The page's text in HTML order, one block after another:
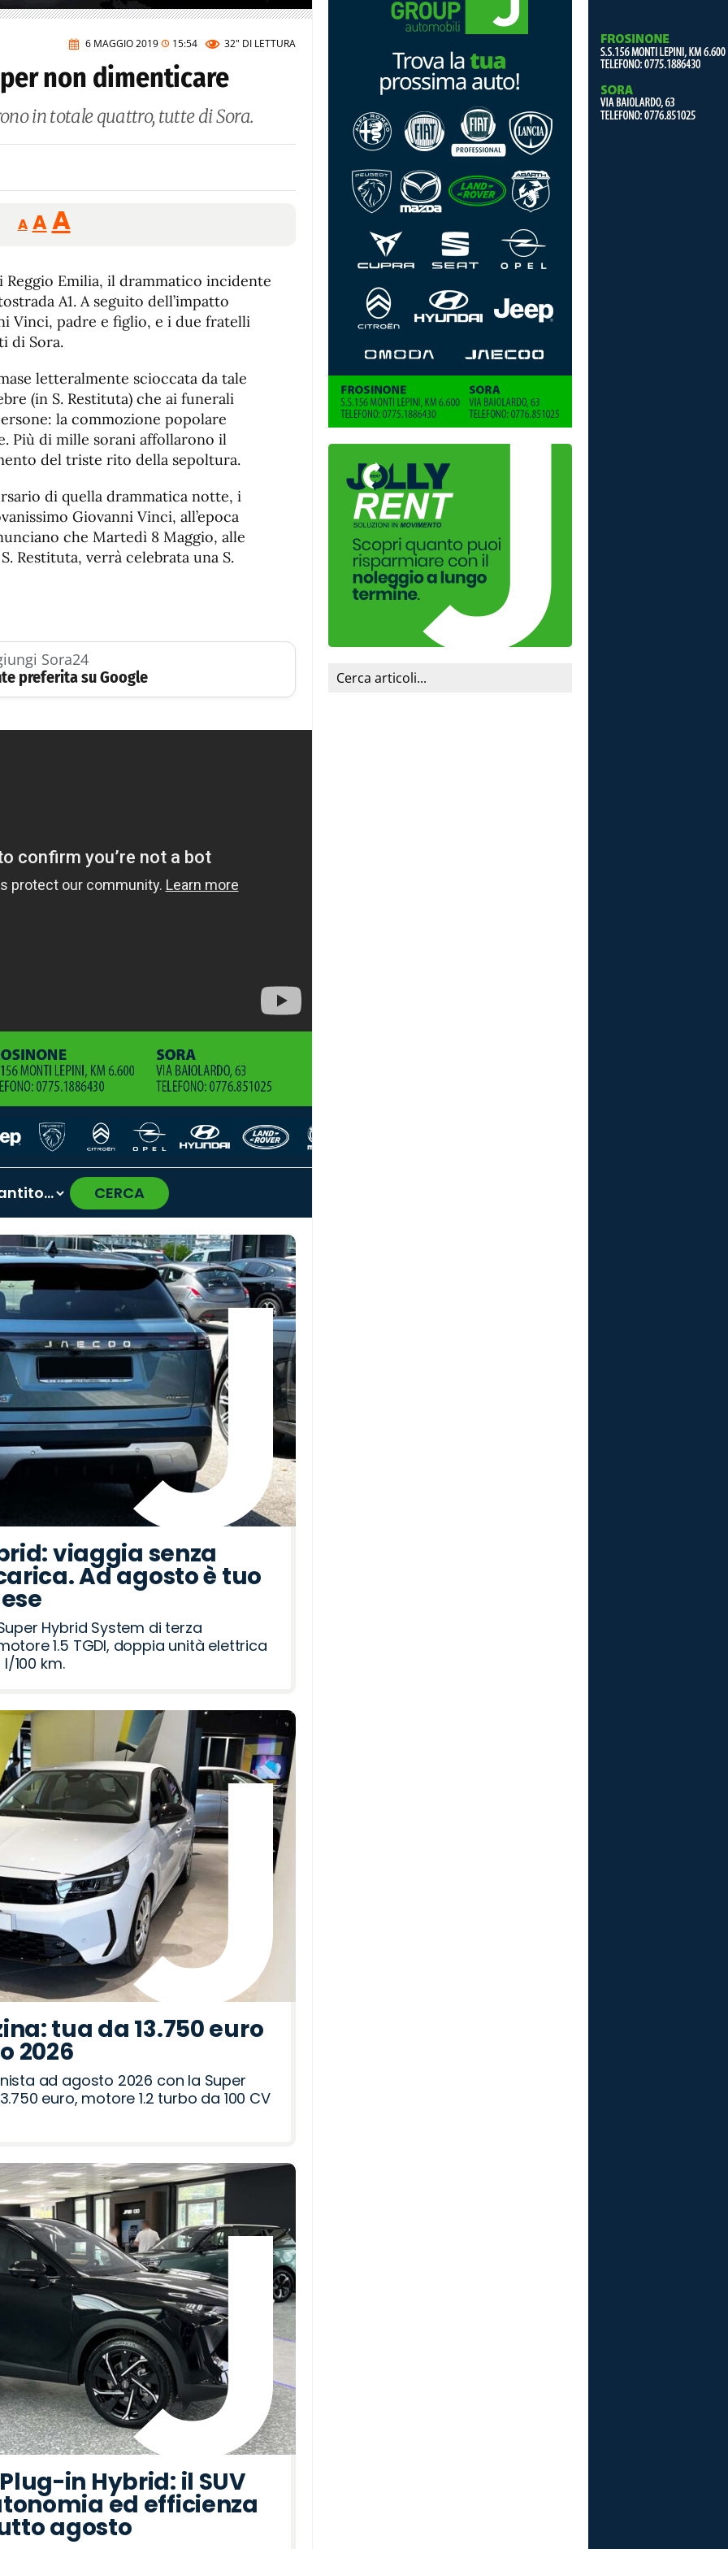
6 MAGGIO 2019 15:54 32" DI LETTURA
non dimenticare
in totale quattro, tutte di Sora.
A
Reducir
tamaño
A Restablecer
tamaño
de
fuente
AAumentar
de
fuente.
Reggio Emilia, il drammatico incidente
A1. A seguito dell’impatto
Vinci, padre e figlio, e i due fratelli
di Sora.
letteralmente scioccata da tale
(in S. Restituta) che ai funerali
la commozione popolare
Più di mille sorani affollarono il
del triste rito della sepoltura.
di quella drammatica notte, i
Giovanni Vinci, all’epoca
che Martedì 8 Maggio, alle
Restituta, verrà celebrata una S.
Sora24
preferita su Google
CERCA
›
viaggia senza
Ad agosto è tuo
Hybrid System di terza
1.5 TGDI, doppia unità elettrica
100 km.
tua da 13.750 euro
2026
ad agosto 2026 con la Super
euro, motore 1.2 turbo da 100 CV
in Hybrid: il SUV
ed efficienza
agosto